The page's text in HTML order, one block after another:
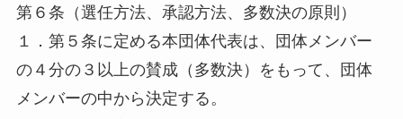
第６条（選任方法、承認方法、多数決の原則）
１．第５条に定める本団体代表は、団体メンバー
の４分の３以上の賛成（多数決）をもって、団体
メンバーの中から決定する。